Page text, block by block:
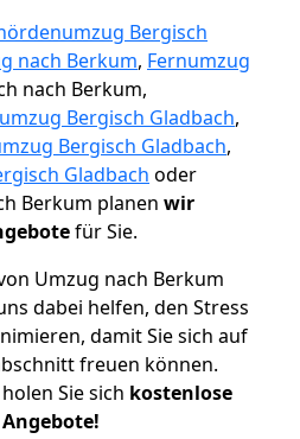
Bergisch
nach Berkum, Fernumzug
nach Berkum,
Bergisch Gladbach,
Bergisch Gladbach,
Gladbach oder
Berkum planen wir
für Sie.
Umzug nach Berkum
dabei helfen, den Stress
damit Sie sich auf
freuen können.
Sie sich kostenlose